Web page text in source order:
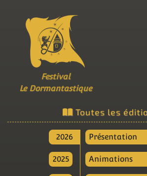
Festival
Le Dormantastique
Toutes les
2026
2025
Présentation
Animations